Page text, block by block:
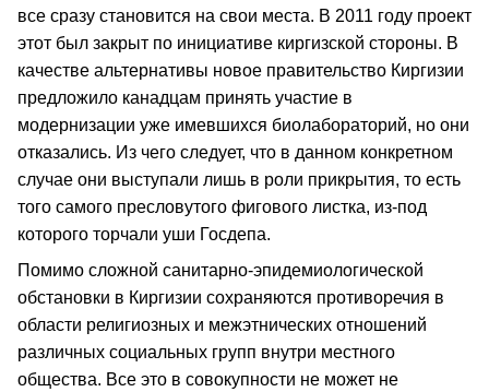
все сразу становится на свои места. В 2011 году проект
этот был закрыт по инициативе киргизской стороны. В
качестве альтернативы новое правительство Киргизии
предложило канадцам принять участие в
модернизации уже имевшихся биолабораторий, но они
отказались. Из чего следует, что в данном конкретном
случае они выступали лишь в роли прикрытия, то есть
того самого пресловутого фигового листка, из-под
которого торчали уши Госдепа.
Помимо сложной санитарно-эпидемиологической
обстановки в Киргизии сохраняются противоречия в
области религиозных и межэтнических отношений
различных социальных групп внутри местного
общества. Все это в совокупности не может не